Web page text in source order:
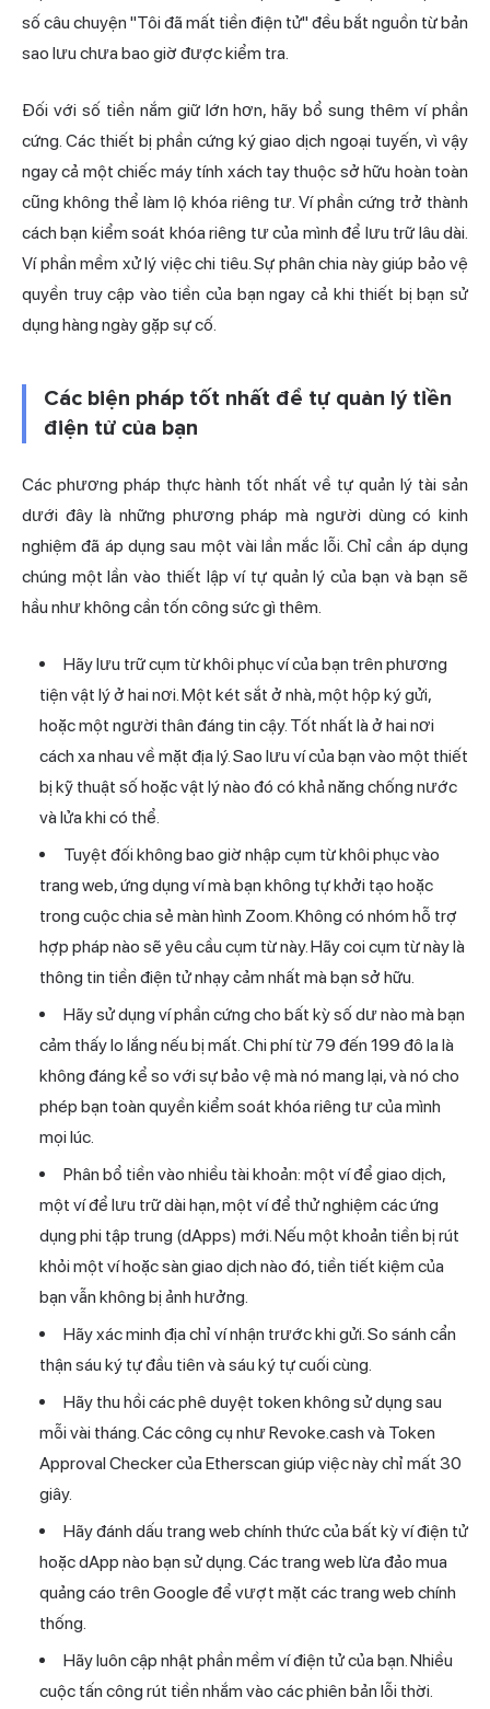
số câu chuyện "Tôi đã mất tiền điện tử" đều bắt nguồn từ bản
sao lưu chưa bao giờ được kiểm tra.
Đối với số tiền nắm giữ lớn hơn, hãy bổ sung thêm ví phần
cứng. Các thiết bị phần cứng ký giao dịch ngoại tuyến, vì vậy
ngay cả một chiếc máy tính xách tay thuộc sở hữu hoàn toàn
cũng không thể làm lộ khóa riêng tư. Ví phần cứng trở thành
cách bạn kiểm soát khóa riêng tư của mình để lưu trữ lâu dài.
Ví phần mềm xử lý việc chi tiêu. Sự phân chia này giúp bảo vệ
quyền truy cập vào tiền của bạn ngay cả khi thiết bị bạn sử
dụng hàng ngày gặp sự cố.
Các biện pháp tốt nhất để tự quản lý tiền
điện tử của bạn
Các phương pháp thực hành tốt nhất về tự quản lý tài sản
dưới đây là những phương pháp mà người dùng có kinh
nghiệm đã áp dụng sau một vài lần mắc lỗi. Chỉ cần áp dụng
chúng một lần vào thiết lập ví tự quản lý của bạn và bạn sẽ
hầu như không cần tốn công sức gì thêm.
Hãy lưu trữ cụm từ khôi phục ví của bạn trên phương
tiện vật lý ở hai nơi. Một két sắt ở nhà, một hộp ký gửi,
hoặc một người thân đáng tin cậy. Tốt nhất là ở hai nơi
cách xa nhau về mặt địa lý. Sao lưu ví của bạn vào một thiết
bị kỹ thuật số hoặc vật lý nào đó có khả năng chống nước
và lửa khi có thể.
Tuyệt đối không bao giờ nhập cụm từ khôi phục vào
trang web, ứng dụng ví mà bạn không tự khởi tạo hoặc
trong cuộc chia sẻ màn hình Zoom. Không có nhóm hỗ trợ
hợp pháp nào sẽ yêu cầu cụm từ này. Hãy coi cụm từ này là
thông tin tiền điện tử nhạy cảm nhất mà bạn sở hữu.
Hãy sử dụng ví phần cứng cho bất kỳ số dư nào mà bạn
cảm thấy lo lắng nếu bị mất. Chi phí từ 79 đến 199 đô la là
không đáng kể so với sự bảo vệ mà nó mang lại, và nó cho
phép bạn toàn quyền kiểm soát khóa riêng tư của mình
mọi lúc.
Phân bổ tiền vào nhiều tài khoản: một ví để giao dịch,
một ví để lưu trữ dài hạn, một ví để thử nghiệm các ứng
dụng phi tập trung (dApps) mới. Nếu một khoản tiền bị rút
khỏi một ví hoặc sàn giao dịch nào đó, tiền tiết kiệm của
bạn vẫn không bị ảnh hưởng.
Hãy xác minh địa chỉ ví nhận trước khi gửi. So sánh cẩn
thận sáu ký tự đầu tiên và sáu ký tự cuối cùng.
Hãy thu hồi các phê duyệt token không sử dụng sau
mỗi vài tháng. Các công cụ như Revoke.cash và Token
Approval Checker của Etherscan giúp việc này chỉ mất 30
giây.
Hãy đánh dấu trang web chính thức của bất kỳ ví điện tử
hoặc dApp nào bạn sử dụng. Các trang web lừa đảo mua
quảng cáo trên Google để vượt mặt các trang web chính
thống.
Hãy luôn cập nhật phần mềm ví điện tử của bạn. Nhiều
cuộc tấn công rút tiền nhắm vào các phiên bản lỗi thời.